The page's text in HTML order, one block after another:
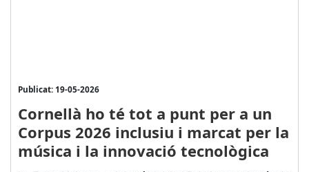
Publicat: 19-05-2026
Cornellà ho té tot a punt per a un
Corpus 2026 inclusiu i marcat per la
música i la innovació tecnològica